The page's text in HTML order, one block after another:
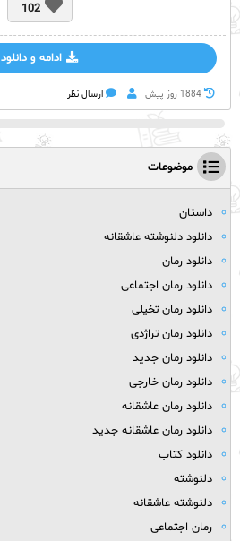
102
ادامه و دانلود
1884 روز پيش ارسال نظر
موضوعات
داستان
دانلود دلنوشته عاشقانه
دانلود رمان
دانلود رمان اجتماعی
دانلود رمان تخیلی
دانلود رمان تراژدی
دانلود رمان جدید
دانلود رمان خارجی
دانلود رمان عاشقانه
دانلود رمان عاشقانه جدید
دانلود کتاب
دلنوشته
دلنوشته عاشقانه
رمان اجتماعی